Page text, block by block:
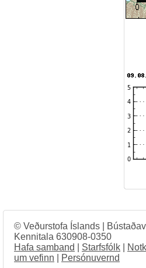
© Veðurstofa Íslands |
Kennitala 630908-0350
Hafa samband
Starfsfólk
um vefinn
Persónuvernd